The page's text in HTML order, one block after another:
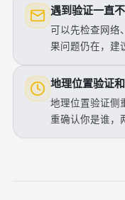
遇到验证一直
可以先检查网络
果问题仍在，建
地理位置验证
地理位置验证侧
重确认你是谁，